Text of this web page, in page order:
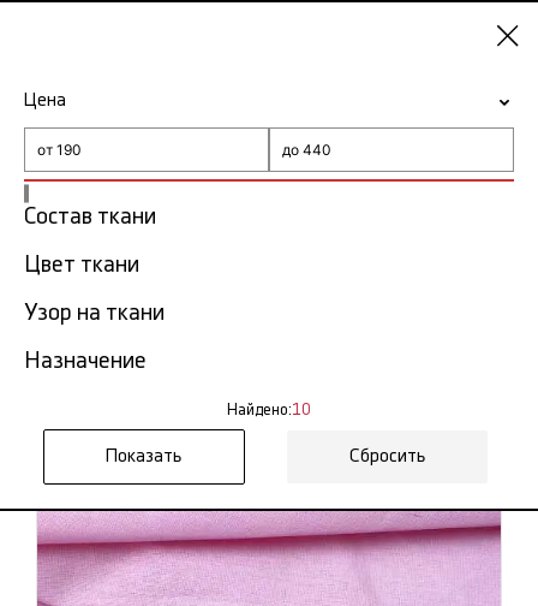
ГлавнаяБязь
Бязь в Нижнем Новгороде
Фильтр
Показать все
Цена
Состав ткани
Цвет ткани
Узор на ткани
Назначение
Найдено:10
Сбросить